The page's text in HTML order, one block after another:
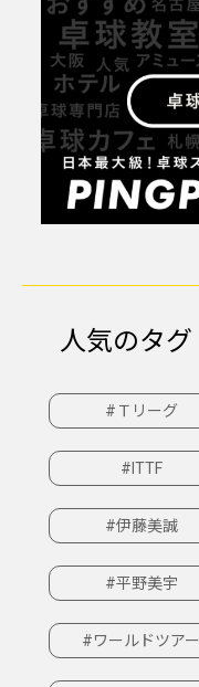
人気のタグ
#Ｔリーグ
#ITTF
#伊藤美誠
#平野美宇
#ワールドツアー